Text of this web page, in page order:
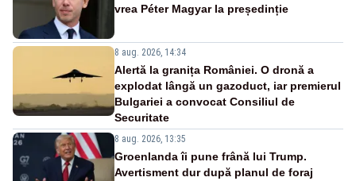
vrea Péter Magyar la președinție
8 aug. 2026, 14:34
Alertă la granița României. O dronă a
explodat lângă un gazoduct, iar premierul
Bulgariei a convocat Consiliul de
Securitate
8 aug. 2026, 13:35
Groenlanda îi pune frână lui Trump.
Avertisment dur după planul de foraj